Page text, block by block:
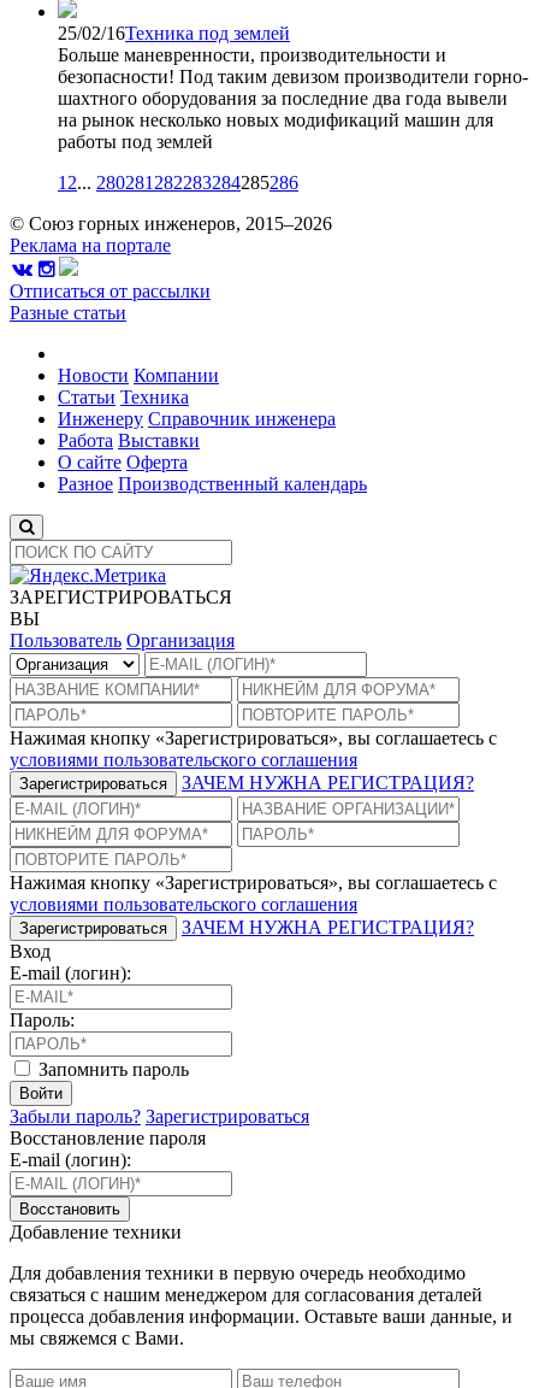
25/02/16Техника под землей
Больше маневренности, производительности и
безопасности! Под таким девизом производители горно-
шахтного оборудования за последние два года вывели
на рынок несколько новых модификаций машин для
работы под землей
1 2... 280281 282283284285286
© Союз горных инженеров, 2015–2026
Реклама на портале
Отписаться от рассылки
Разные статьи
Новости Компании
Статьи Техника
Инженеру Справочник инженера
Работа Выставки
О сайте Оферта
Разное Производственный календарь
ЗАРЕГИСТРИРОВАТЬСЯ
ВЫ
Пользователь Организация
Нажимая кнопку «Зарегистрироваться», вы соглашаетесь с
условиями пользовательского соглашения
Зарегистрироваться ЗАЧЕМ НУЖНА РЕГИСТРАЦИЯ?
Нажимая кнопку «Зарегистрироваться», вы соглашаетесь с
условиями пользовательского соглашения
Зарегистрироваться
ЗАЧЕМ НУЖНА РЕГИСТРАЦИЯ?
Вход
E-mail (логин):
Пароль:
Запомнить пароль
Войти
Забыли пароль? Зарегистрироваться
Восстановление пароля
E-mail (логин):
Восстановить
Добавление техники
Для добавления техники в первую очередь необходимо
связаться с нашим менеджером для согласования деталей
процесса добавления информации. Оставьте ваши данные, и
мы свяжемся с Вами.